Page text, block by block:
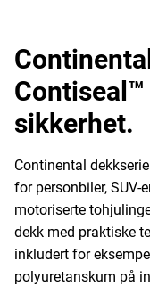
Contiseal™
sikkerhet.
Continental
for personbiler, SUV-
motoriserte
dekk med praktiske
inkludert for
polyuretanskum på